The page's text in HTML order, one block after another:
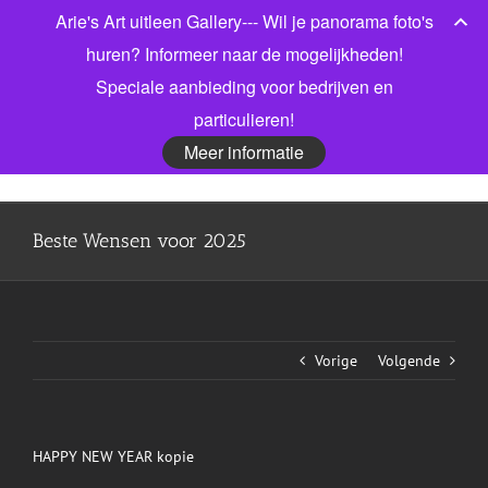
Bel gerust voor meer informatie! 06 53913303 |
Facebook
X LinkedIn
Beste Wensen voor 2025
Vorige Volgende
HAPPY NEW YEAR kopie
Arie's Art uitleen Gallery--- Wil je panorama foto's
huren? Informeer naar de mogelijkheden!
Speciale aanbieding voor bedrijven en
particulieren!
Meer informatie